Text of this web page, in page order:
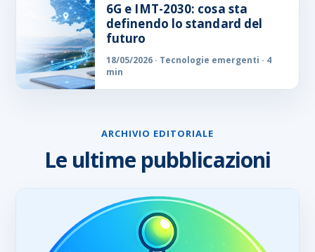
6G e IMT-2030: cosa sta
definendo lo standard del
futuro
18/05/2026 · Tecnologie emergenti · 4
min
ARCHIVIO EDITORIALE
Le ultime pubblicazioni